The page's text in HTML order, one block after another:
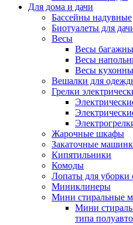
Для дома и дачи
Бассейны надувные
Биотуалеты для
Весы
Весы
Весы
Весы
Вешалки для
Грелки
Жарочные шкафы
Закаточные
Кипятильники
Комоды
Лопаты для уборки
Миниклинеры
Мини стиральные
Мини
типа